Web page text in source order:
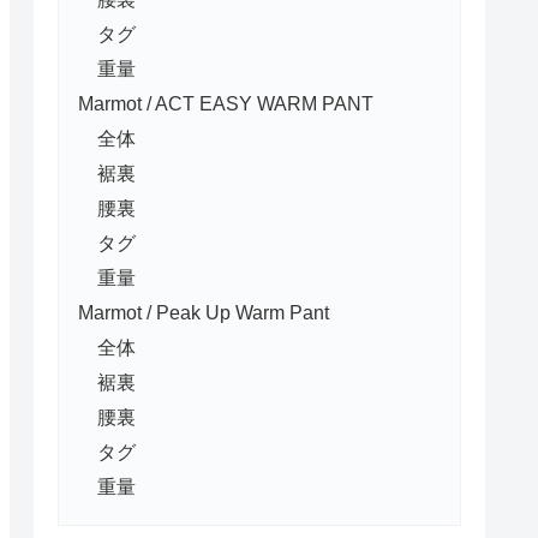
タグ
重量
Marmot / ACT EASY WARM PANT
全体
裾裏
腰裏
タグ
重量
Marmot / Peak Up Warm Pant
全体
裾裏
腰裏
タグ
重量